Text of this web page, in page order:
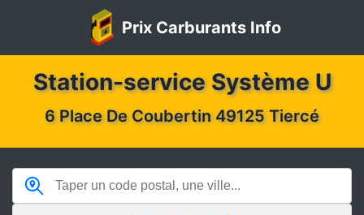
Prix Carburants Info
Station-service Système U
6 Place De Coubertin 49125 Tiercé